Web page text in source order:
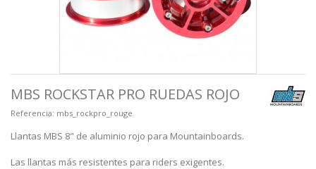
MBS ROCKSTAR PRO RUEDAS ROJO
Referencia: mbs_rockpro_rouge
Llantas MBS 8" de aluminio rojo para Mountainboards.
Las llantas más resistentes para riders exigentes.